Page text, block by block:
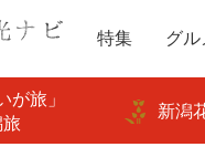
特集 グル
が旅」
新潟